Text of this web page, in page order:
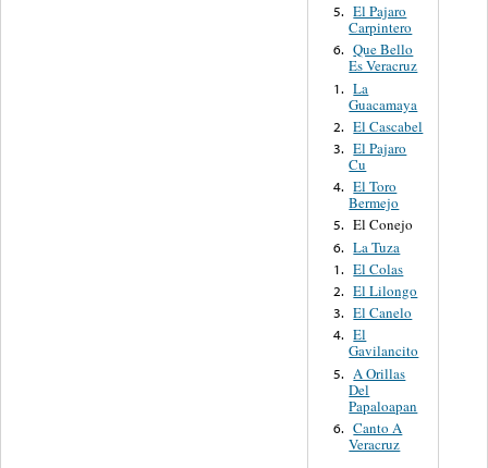
5. El Pajaro
Carpintero
6. Que Bello
Es Veracruz
1. La
Guacamaya
2. El Cascabel
3. El Pajaro
Cu
4. El Toro
Bermejo
5. El Conejo
6. La Tuza
1. El Colas
2. El Lilongo
3. El Canelo
4. El
Gavilancito
5.
A Orillas
Del
Papaloapan
6. Canto A
Veracruz